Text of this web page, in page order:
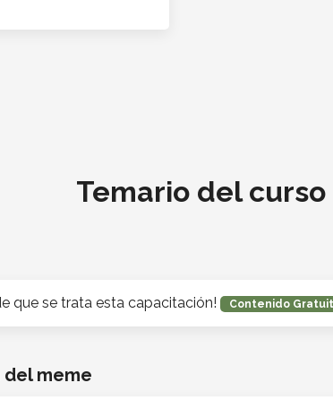
Temario del curso
que se trata esta capacitación! Contenido
del meme